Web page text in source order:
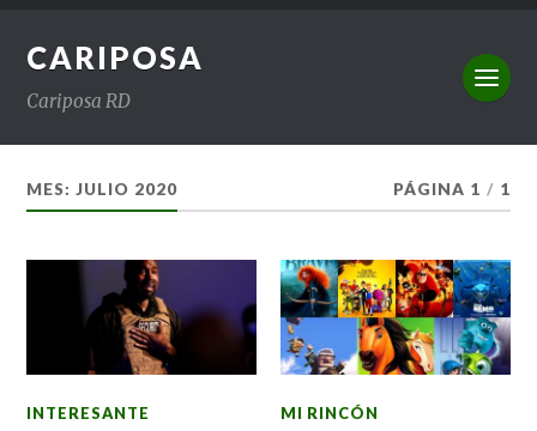
CARIPOSA
Cariposa RD
MES:JULIO 2020 PÁGINA 1 / 1
INTERESANTE MI RINCÓN